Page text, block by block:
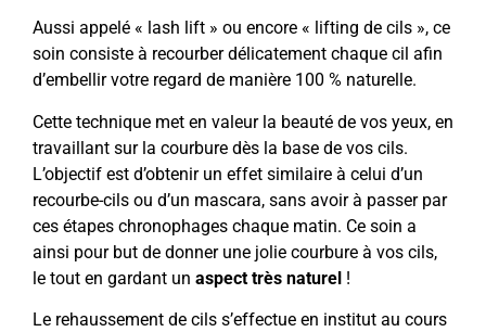
Aussi appelé « lash lift » ou encore « lifting de cils », ce
soin consiste à recourber délicatement chaque cil afin
d’embellir votre regard de manière 100 % naturelle.
Cette technique met en valeur la beauté de vos yeux, en
travaillant sur la courbure dès la base de vos cils.
L’objectif est d’obtenir un effet similaire à celui d’un
recourbe-cils ou d’un mascara, sans avoir à passer par
ces étapes chronophages chaque matin. Ce soin a
ainsi pour but de donner une jolie courbure à vos cils,
le tout en gardant un aspect très naturel !
Le rehaussement de cils s’effectue en institut au cours